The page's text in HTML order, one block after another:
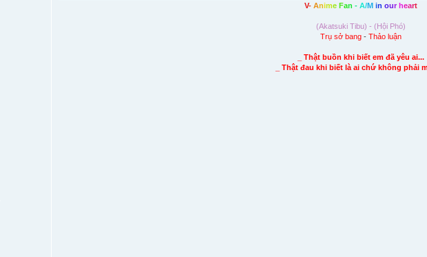
V- Anime Fan - A/M in our heart
(Akatsuki Tibu) - (Hội Phó)
Trụ sở bang -Thảo luận
_ Thật buồn khi biết em đã yêu ai...
_ Thật đau khi biết là ai chứ không phải